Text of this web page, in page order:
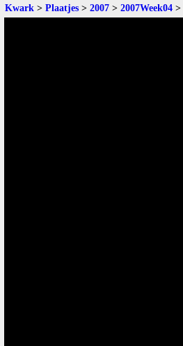
Kwark > Plaatjes > 2007 > 2007Week04 >